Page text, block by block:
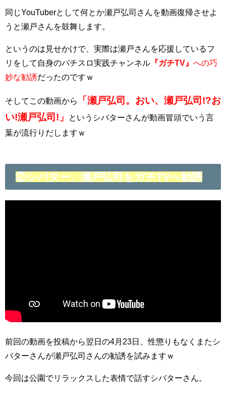
同じYouTuberとして何とか瀬戸弘司さんを動画復帰させよ
うと瀬戸さんを鼓舞します。
というのは見せかけで、実際は瀬戸さんを応援しているフ
リをして自身のパチスロ実践チャンネル 『ガチTV』 への巧
妙な勧誘だったのですｗ
そしてこの動画から
「瀬戸弘司。おい、瀬戸弘司!?お
い!瀬戸弘司!」
というシバターさんが動画冒頭でいう言
葉が流行りだしますｗ
②シバター、瀬戸弘司をガチTVへ勧誘
前回の動画を投稿から翌日の4月23日、性懲りもなくまたシ
バターさんが瀬戸弘司さんの勧誘を試みますｗ
今回は公園でリラックスした表情で話すシバターさん。